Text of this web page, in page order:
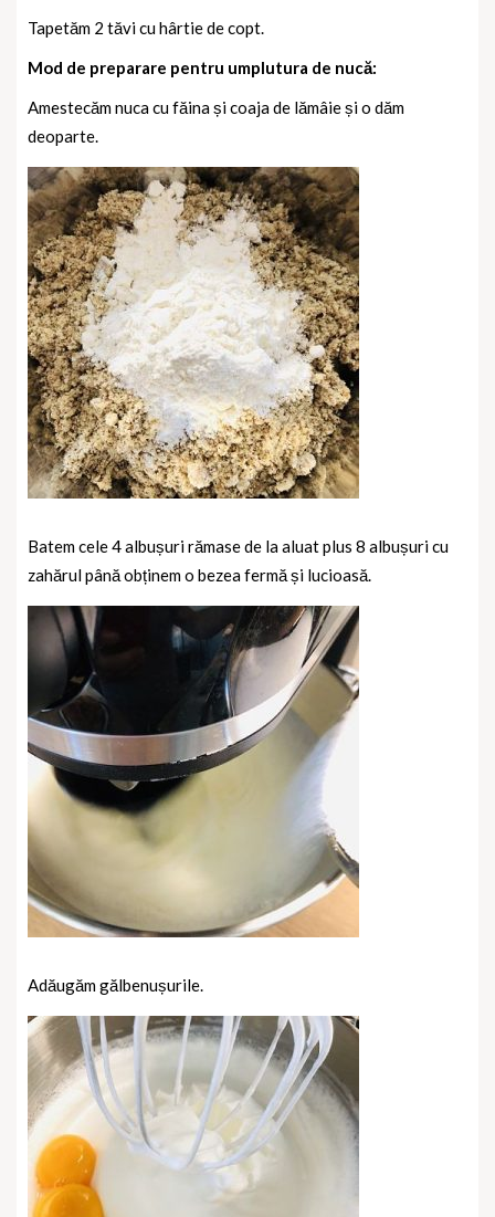
Tapetăm 2 tăvi cu hârtie de copt.
Mod de preparare pentru umplutura de nucă:
Amestecăm nuca cu făina și coaja de lămâie și o dăm
deoparte.
Batem cele 4 albușuri rămase de la aluat plus 8 albușuri cu
zahărul până obținem o bezea fermă și lucioasă.
Adăugăm gălbenușurile.